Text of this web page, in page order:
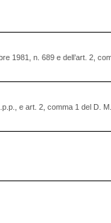
1981, n. 689 e dell’art. 2,
e art. 2, comma 1 del D.